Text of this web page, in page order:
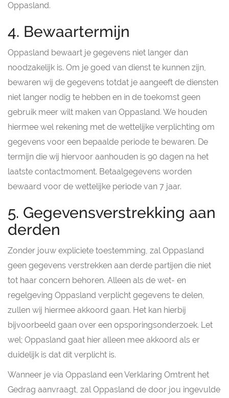
Oppasland.
4. Bewaartermijn
Oppasland bewaart je gegevens niet langer dan
noodzakelijk is. Om je goed van dienst te kunnen zijn,
bewaren wij de gegevens totdat je aangeeft de diensten
niet langer nodig te hebben en in de toekomst geen
gebruik meer wilt maken van Oppasland. We houden
hiermee wel rekening met de wettelijke verplichting om
gegevens voor een bepaalde periode te bewaren. De
termijn die wij hiervoor aanhouden is 90 dagen na het
laatste contactmoment. Betaalgegevens worden
bewaard voor de wettelijke periode van 7 jaar.
5. Gegevensverstrekking aan
derden
Zonder jouw expliciete toestemming, zal Oppasland
geen gegevens verstrekken aan derde partijen die niet
tot haar concern behoren. Alleen als de wet- en
regelgeving Oppasland verplicht gegevens te delen,
zullen wij hiermee akkoord gaan. Het kan hierbij
bijvoorbeeld gaan over een opsporingsonderzoek. Let
wel; Oppasland gaat hier alleen mee akkoord als er
duidelijk is dat dit verplicht is.
Wanneer je via Oppasland een Verklaring Omtrent het
Gedrag aanvraagt, zal Oppasland de door jou ingevulde